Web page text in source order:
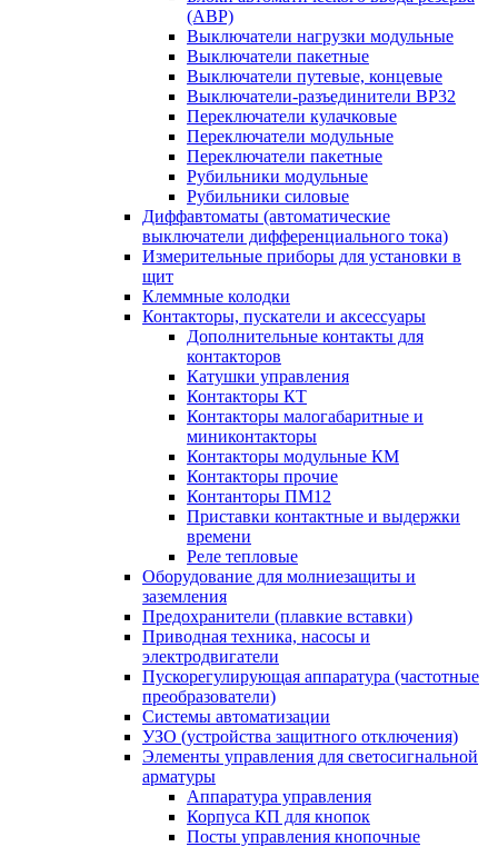
(АВР)
Выключатели нагрузки модульные
Выключатели пакетные
Выключатели путевые, концевые
Выключатели-разъединители ВР32
Переключатели кулачковые
Переключатели модульные
Переключатели пакетные
Рубильники модульные
Рубильники силовые
Диффавтоматы (автоматические
выключатели дифференциального тока)
Измерительные приборы для установки в
щит
Клеммные колодки
Контакторы, пускатели и аксессуары
Дополнительные контакты для
контакторов
Катушки управления
Контакторы КТ
Контакторы малогабаритные и
миниконтакторы
Контакторы модульные КМ
Контакторы прочие
Контанторы ПМ12
Приставки контактные и выдержки
времени
Реле тепловые
Оборудование для молниезащиты и
заземления
Предохранители (плавкие вставки)
Приводная техника, насосы и
электродвигатели
Пускорегулирующая аппаратура (частотные
преобразователи)
Системы автоматизации
УЗО (устройства защитного отключения)
Элементы управления для светосигнальной
арматуры
Аппаратура управления
Корпуса КП для кнопок
Посты управления кнопочные